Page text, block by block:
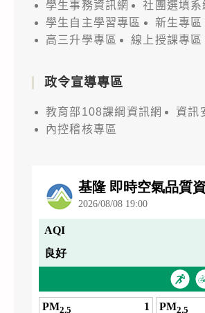
學生事務資訊網
社團選填系
學生自主學習專區
新生專區
高三升學專區
線上授課專區
政令宣導專區
教育部108課綱資訊網
資訊
內控稽核專區